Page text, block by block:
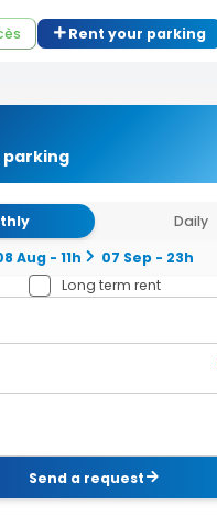
Rent your parking
parking
Daily
Aug - 11h
07 Sep - 23h
Long term rent
Send a request